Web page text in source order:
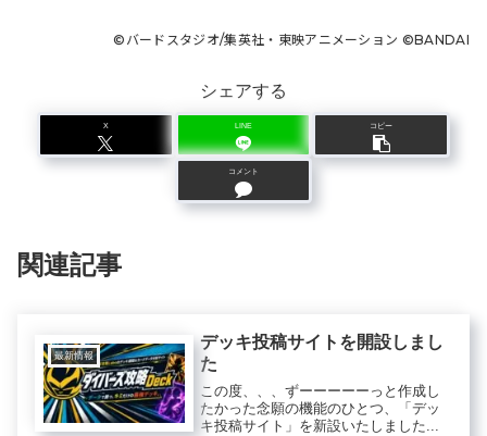
©︎バードスタジオ/集英社・東映アニメーション ©︎BANDAI
シェアする
X LINE コピー
コメント
関連記事
最新情報
デッキ投稿サイトを開設しまし
た
この度、、、ずーーーーーっと作成し
たかった念願の機能のひとつ、「デッ
キ投稿サイト」を新設いたしました...